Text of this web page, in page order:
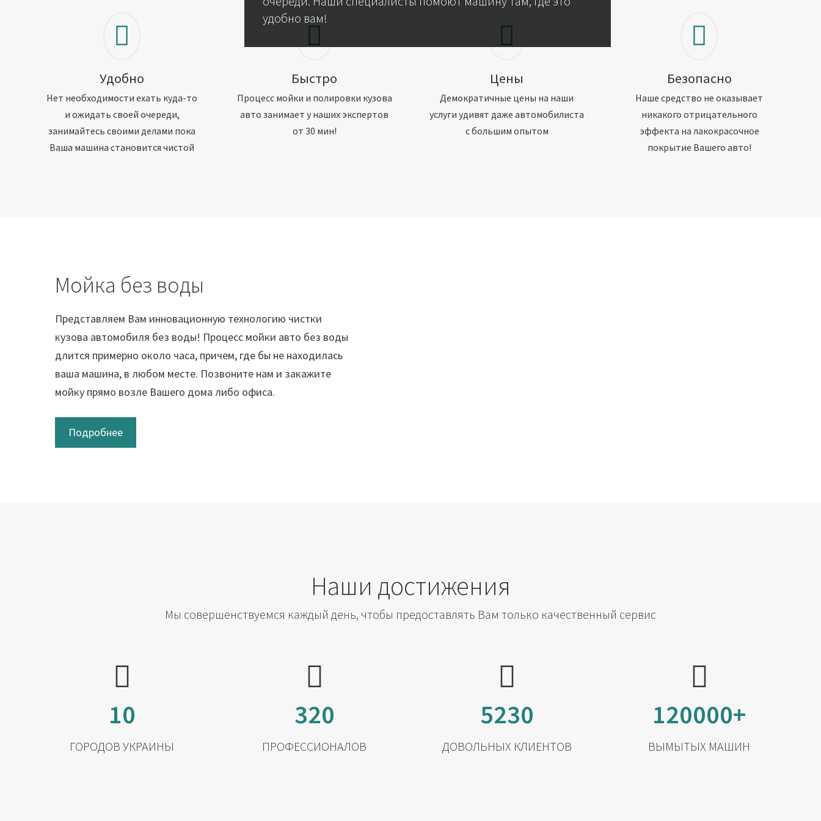
удобно вам!
Удобно
Нет необходимости ехать куда-то
и ожидать своей очереди,
занимайтесь своими делами пока
Ваша машина становится чистой
Быстро
Процесс мойки и полировки кузова
авто занимает у наших экспертов
от 30 мин!
Цены
Демократичные цены на наши
услуги удивят даже автомобилиста
с большим опытом
Безопасно
Наше средство не оказывает
никакого отрицательного
эффекта на лакокрасочное
покрытие Вашего авто!
Мойка без воды
Представляем Вам инновационную технологию чистки
кузова автомобиля без воды! Процесс мойки авто без воды
длится примерно около часа, причем, где бы не находилась
ваша машина, в любом месте. Позвоните нам и закажите
мойку прямо возле Вашего дома либо офиса.
Подробнее
Наши достижения
Мы совершенствуемся каждый день, чтобы предоставлять Вам только качественный сервис
10
ГОРОДОВ УКРАИНЫ
320
ПРОФЕССИОНАЛОВ
5230
ДОВОЛЬНЫХ КЛИЕНТОВ
120000+
ВЫМЫТЫХ МАШИН